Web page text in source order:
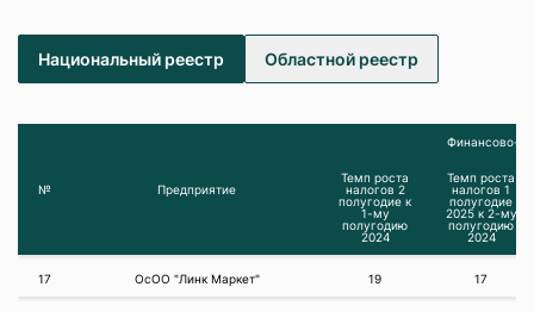
Национальный реестр Областной реестр
№ Предприятие
Финансово-
Темп роста
налогов 2
полугодие к
1-му
полугодию
2024
Темп роста
налогов 1
полугодие
2025 к 2-му
полугодию
2024
17 ОсОО "Линк Маркет" 19 17